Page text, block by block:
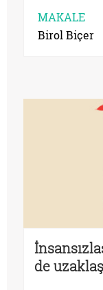
MAKALE
Birol Biçer
de